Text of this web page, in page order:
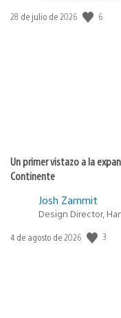
Fecha
28 de julio de 2026 6
Un primer vistazo a la
Continente
Josh Zammit
Design Director,
Fecha
4 de agosto de 2026 3